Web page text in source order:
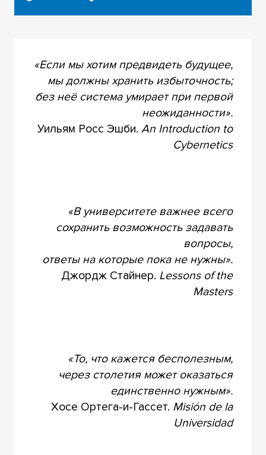
«Если мы хотим предвидеть будущее,
мы должны хранить избыточность;
без неё система умирает при первой
неожиданности».
Уильям Росс Эшби.An Introduction to
Cybernetics
«В университете важнее всего
сохранить возможность задавать
вопросы,
ответы на которые пока не нужны».
Джордж Стайнер. Lessons of the
Masters
«То, что кажется бесполезным,
через столетия может оказаться
единственно нужным».
Хосе Ортега-и-Гассет. Misión de la
Universidad